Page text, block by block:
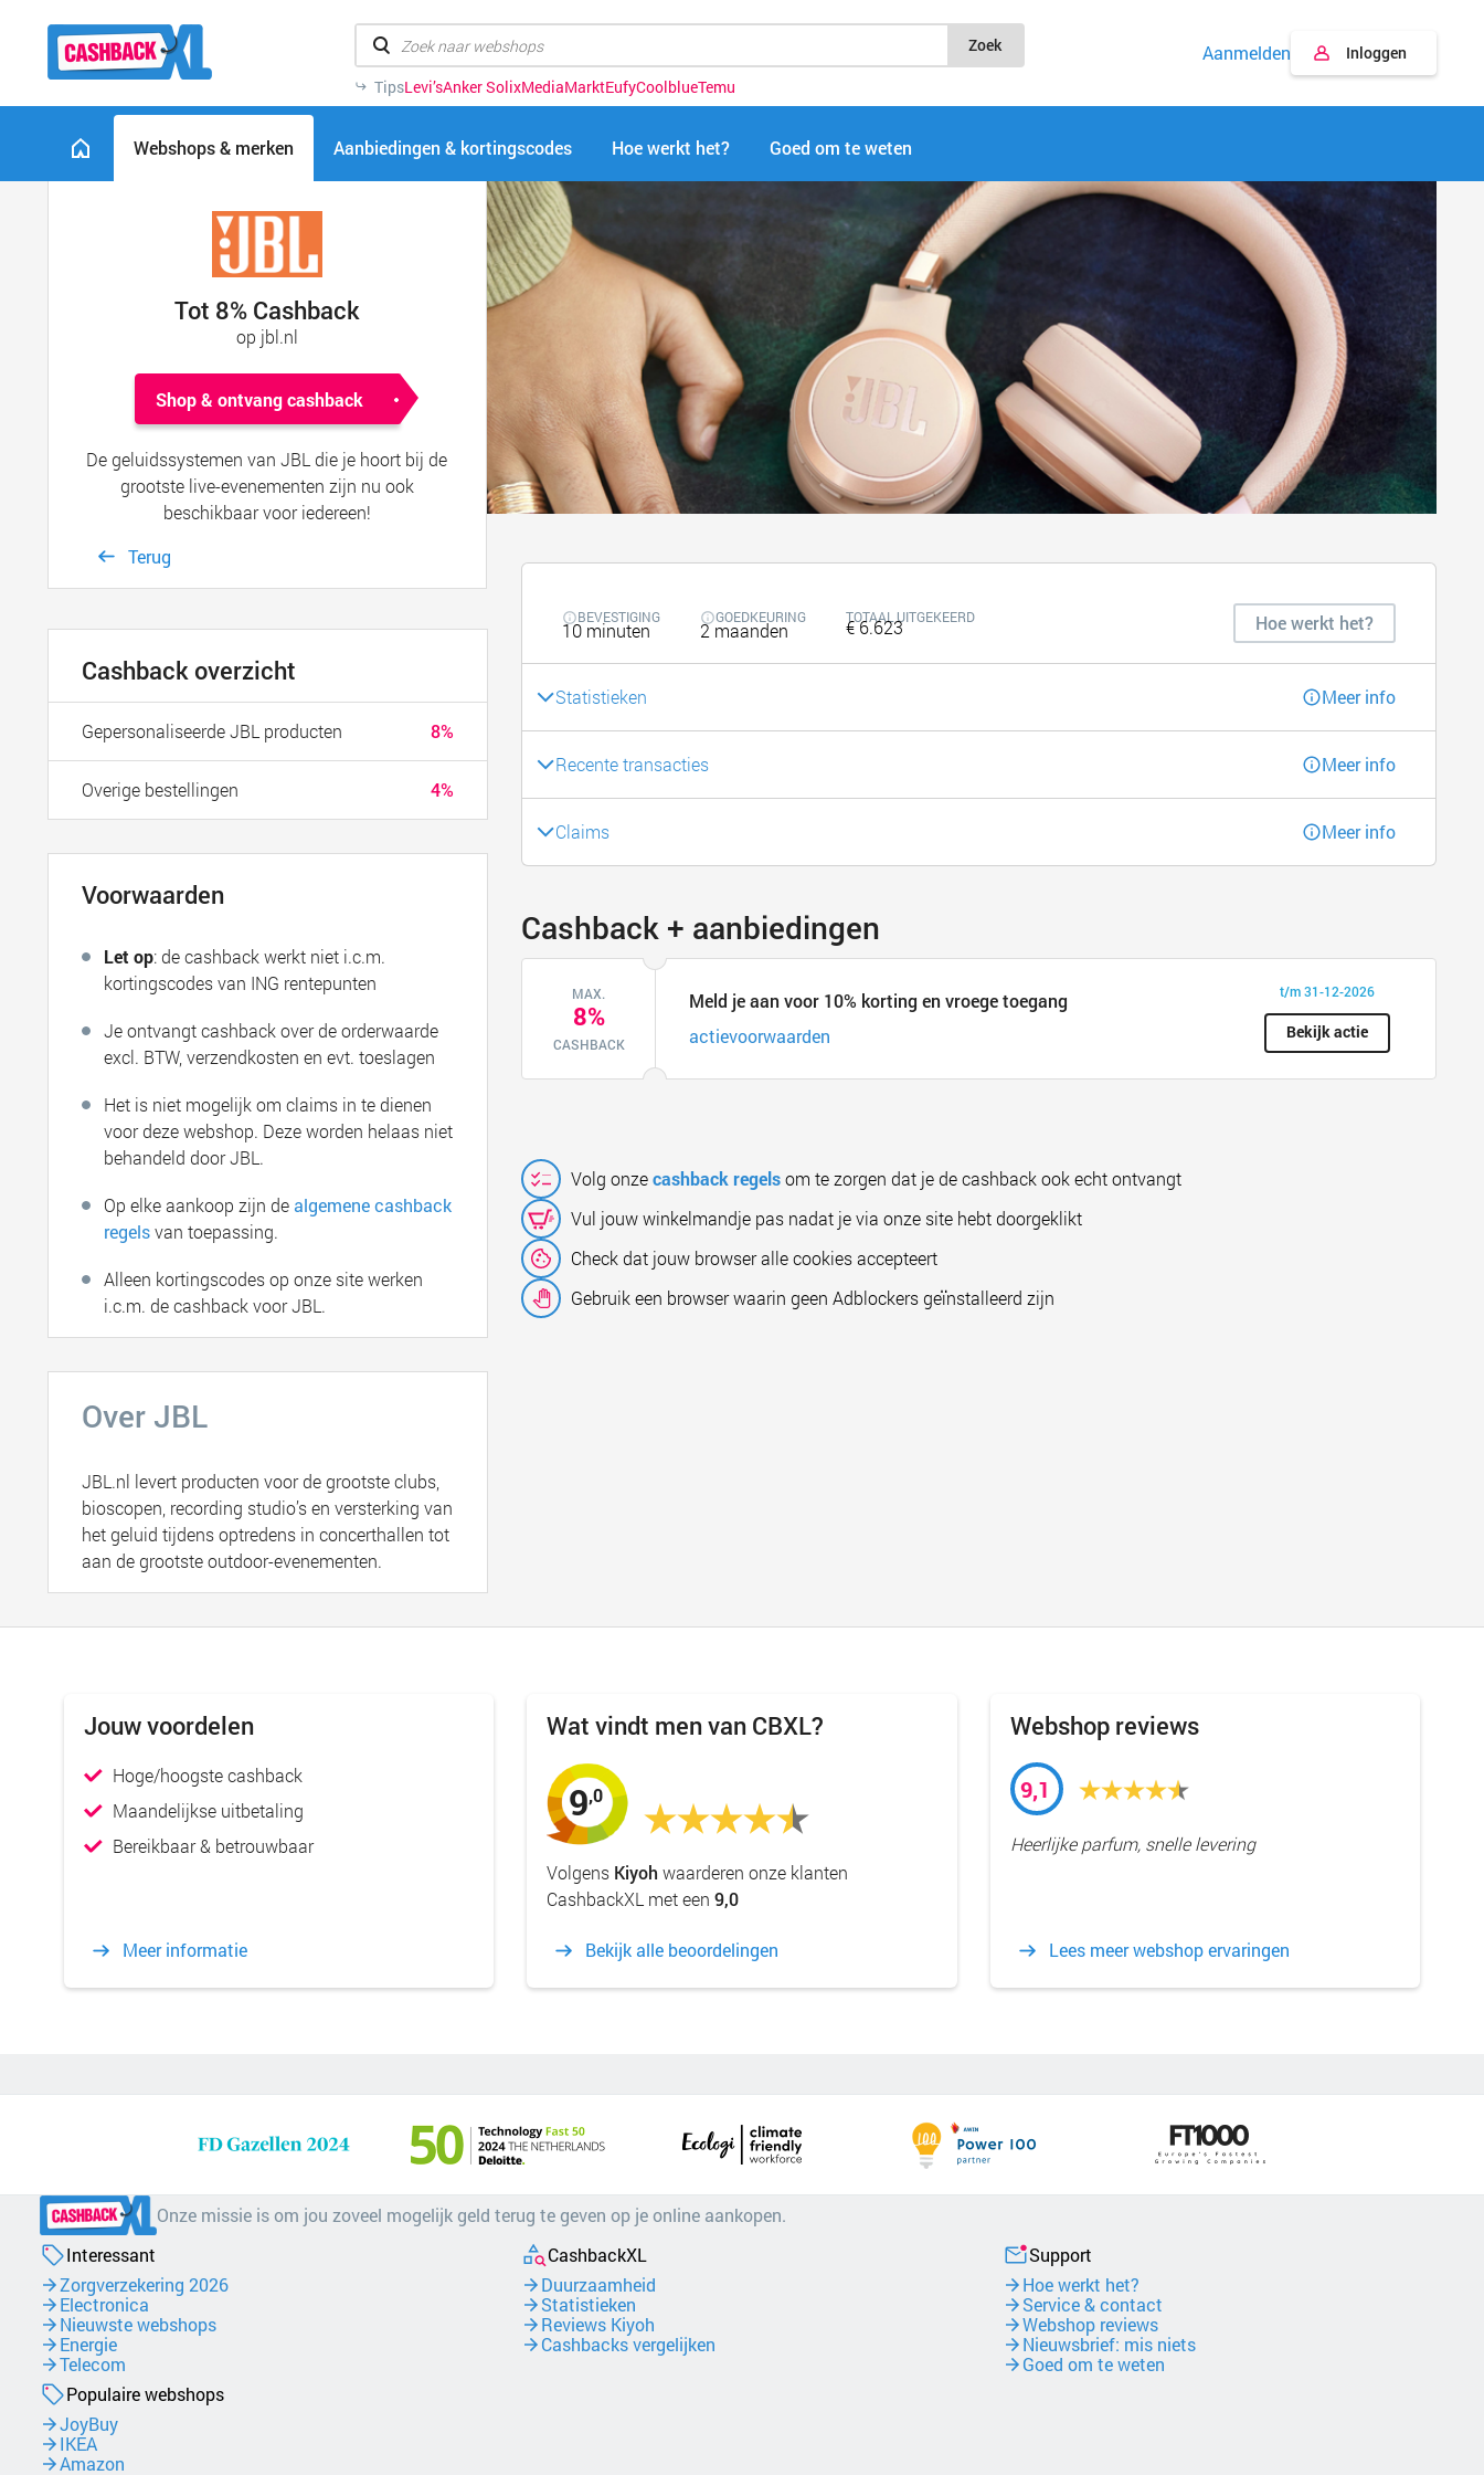
Zoek
TipsLevi’sAnker SolixMediaMarktEufyCoolblueTemu
Aanmelden Inloggen
Webshops & merken Aanbiedingen & kortingscodes Hoe werkt het? Goed om te weten
Tot 8% Cashback
op jbl.nl
Shop & ontvang cashback
De geluidssystemen van JBL die je hoort bij de
grootste live-evenementen zijn nu ook
beschikbaar voor iedereen!
Terug
BEVESTIGING
10 minuten
GOEDKEURING
2 maanden
TOTAAL UITGEKEERD
€ 6.623 Hoe werkt het?
Statistieken Meer info
Recente transacties Meer info
Claims Meer info
Cashback + aanbiedingen
MAX.
8%
CASHBACK
Meld je aan voor 10% korting en vroege toegang
actievoorwaarden
t/m 31-12-2026
Bekijk actie
Volg onzecashback regelsom te zorgen dat je de cashback ook echt ontvangt
Vul jouw winkelmandje pas nadat je via onze site hebt doorgeklikt
Check dat jouw browser alle cookies accepteert
Gebruik een browser waarin geen Adblockers geïnstalleerd zijn
Cashback overzicht
8%
Gepersonaliseerde JBL producten
4%
Overige bestellingen
Voorwaarden
Let op: de cashback werkt niet i.c.m.
kortingscodes van ING rentepunten
Je ontvangt cashback over de orderwaarde
excl. BTW, verzendkosten en evt. toeslagen
Het is niet mogelijk om claims in te dienen
voor deze webshop. Deze worden helaas niet
behandeld door JBL.
Op elke aankoop zijn dealgemene cashback
regelsvan toepassing.
Alleen kortingscodes op onze site werken
i.c.m. de cashback voor JBL.
Over JBL
JBL.nl levert producten voor de grootste clubs,
bioscopen, recording studio’s en versterking van
het geluid tijdens optredens in concerthallen tot
aan de grootste outdoor-evenementen.
Jouw voordelen
Hoge/hoogste cashback
Maandelijkse uitbetaling
Bereikbaar & betrouwbaar
Meer informatie
Wat vindt men van CBXL?
9,0
Volgens Kiyoh waarderen onze klanten
CashbackXL met een9,0
Bekijk alle beoordelingen
Webshop reviews
9,1
Heerlijke parfum, snelle levering
Lees meer webshop ervaringen
Onze missie is om jou zoveel mogelijk geld terug te geven op je online aankopen.
Interessant
Zorgverzekering 2026
Electronica
Nieuwste webshops
Energie
Telecom
CashbackXL
Duurzaamheid
Statistieken
Reviews Kiyoh
Cashbacks vergelijken
Support
Hoe werkt het?
Service & contact
Webshop reviews
Nieuwsbrief: mis niets
Goed om te weten
Populaire webshops
JoyBuy
IKEA
Amazon